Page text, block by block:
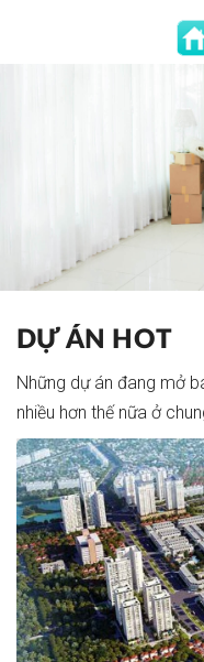
DỰ ÁN HOT
Những dự án đang mở
nhiều hơn thế nữa ở